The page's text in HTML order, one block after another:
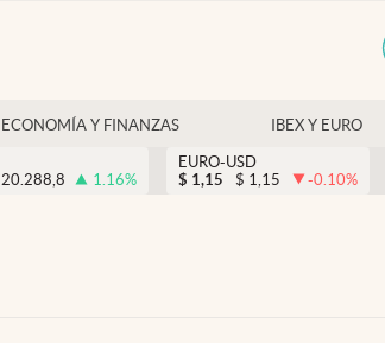
ECONOMÍA Y FINANZAS IBEX Y EURO
20.288,8 1.16%
EURO-USD
$ 1,15 $ 1,15 -0.10%